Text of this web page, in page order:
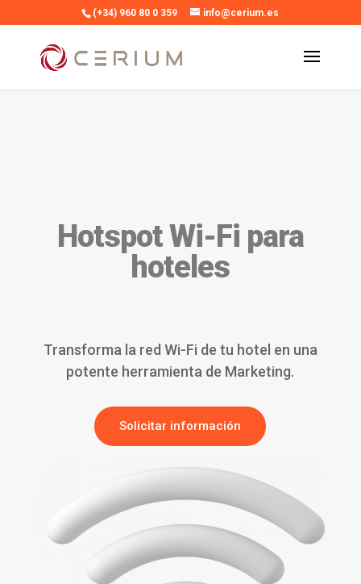
(+34) 960 80 0 359 info@cerium.es
Hotspot Wi-Fi para
hoteles
Transforma la red Wi-Fi de tu hotel en una
potente herramienta de Marketing.
Solicitar información